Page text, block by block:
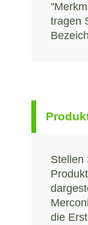
tragen
Stellen
die